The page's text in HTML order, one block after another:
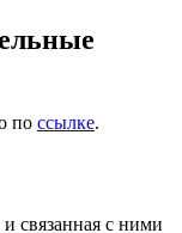
по ссылке.
связанная с ними